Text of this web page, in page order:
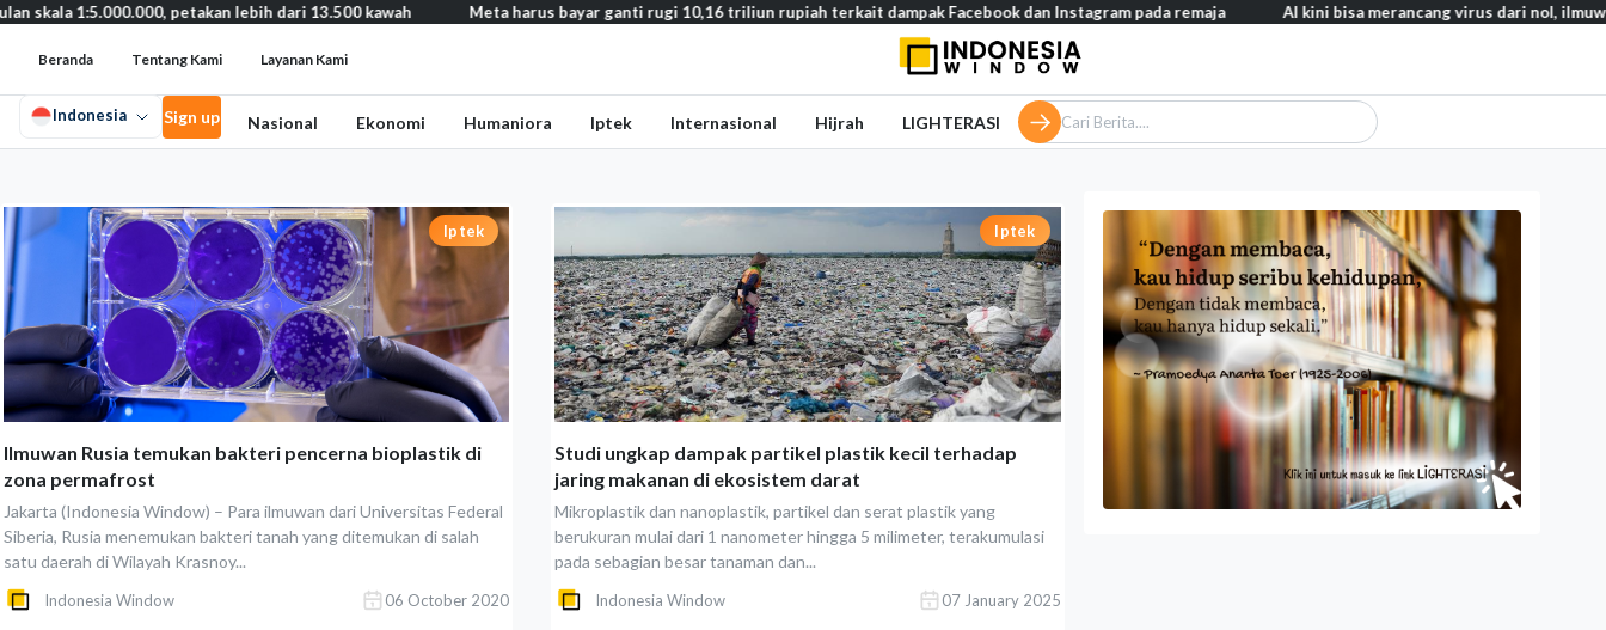
Iptek
Ilmuwan Rusia temukan bakteri pencerna bioplastik di
zona permafrost
Jakarta (Indonesia Window) – Para ilmuwan dari Universitas Federal
Siberia, Rusia menemukan bakteri tanah yang ditemukan di salah
satu daerah di Wilayah Krasnoy...
Indonesia Window 06 October 2020
Iptek
Studi ungkap dampak partikel plastik kecil terhadap
jaring makanan di ekosistem darat
Mikroplastik dan nanoplastik, partikel dan serat plastik yang
berukuran mulai dari 1 nanometer hingga 5 milimeter, terakumulasi
pada sebagian besar tanaman dan...
Indonesia Window 07 January 2025
1:5.000.000, petakan lebih dari 13.500 kawah Meta harus bayar ganti rugi 10,16 triliun rupiah terkait dampak Facebook dan Instagram pada remaja AI kini bisa merancang virus dari nol, ilmuwan
Beranda Tentang Kami Layanan Kami
Indonesia Sign up Nasional Ekonomi Humaniora Iptek Internasional Hijrah LIGHTERASI